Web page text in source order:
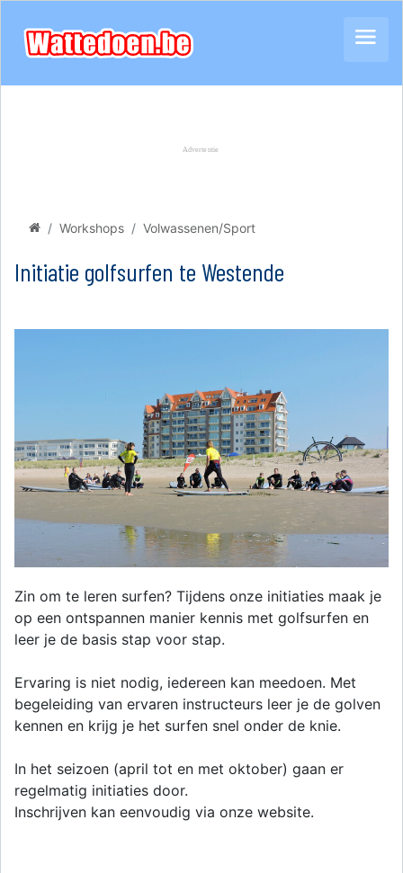
Workshops Volwassenen/Sport
Initiatie golfsurfen te Westende
Zin om te leren surfen? Tijdens onze initiaties maak je
op een ontspannen manier kennis met golfsurfen en
leer je de basis stap voor stap.
Ervaring is niet nodig, iedereen kan meedoen. Met
begeleiding van ervaren instructeurs leer je de golven
kennen en krijg je het surfen snel onder de knie.
In het seizoen (april tot en met oktober) gaan er
regelmatig initiaties door.
Inschrijven kan eenvoudig via onze website.